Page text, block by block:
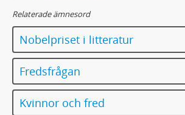
179 - MANUSKRIPT: Selma
180 - MANUSKRIPT: [Hyllning till Carl
181 - MANUSKRIPT: [Carl Larssons
182 - MANUSKRIPT: Liljecronas hem
183 - MANUSKRIPT: [Liljecronas
184 - MANUSKRIPT: [Ljuslågan]
Relaterade ämnesord
Nobelpriset i litteratur
Fredsfrågan
Kvinnor och fred